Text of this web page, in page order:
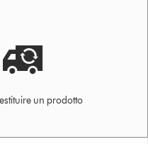
un prodotto